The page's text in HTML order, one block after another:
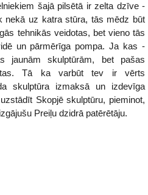
šajā pilsētā ir zelta dzīve -
nekā uz katra stūra, tās mēdz būt
tehnikās veidotas, bet vieno tās
un pārmērīga pompa. Ja kas -
jaunām skulptūrām, bet pašas
Tā ka varbūt tev ir vērts
skulptūra izmaksā un izdevīga
Skopjē skulptūru, pieminot,
Preiļu dzidrā patērētāju.